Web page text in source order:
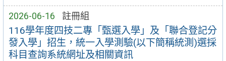
2026-06-16 註冊組
116學年度四技二專「甄選入學」及「聯合登記分
發入學」招生，統一入學測驗(以下簡稱統測)選採
科目查詢系統網址及相關資訊